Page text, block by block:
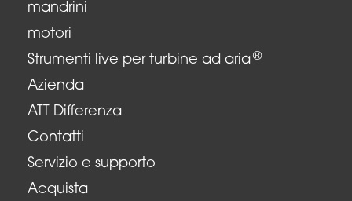
mandrini
motori
Strumenti live per turbine ad aria ®
Azienda
ATT Differenza
Contatti
Servizio e supporto
Acquista